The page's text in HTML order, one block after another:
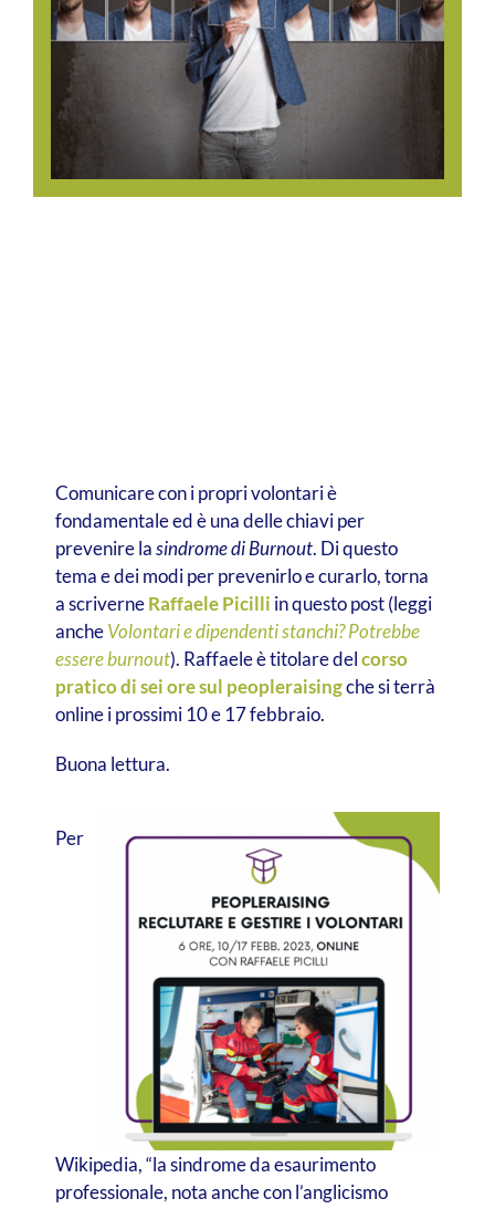
Comunicare con i propri volontari è
fondamentale ed è una delle chiavi per
prevenire lasindrome di Burnout. Di questo
tema e dei modi per prevenirlo e curarlo, torna
a scriverneRaffaele Picilli in questo post (leggi
ancheVolontari e dipendenti stanchi? Potrebbe
essere burnout). Raffaele è titolare delcorso
pratico di sei ore sul peopleraisingche si terrà
online i prossimi 10 e 17 febbraio.
Buona lettura.
Per
Wikipedia, “la sindrome da esaurimento
professionale, nota anche con l’anglicismo